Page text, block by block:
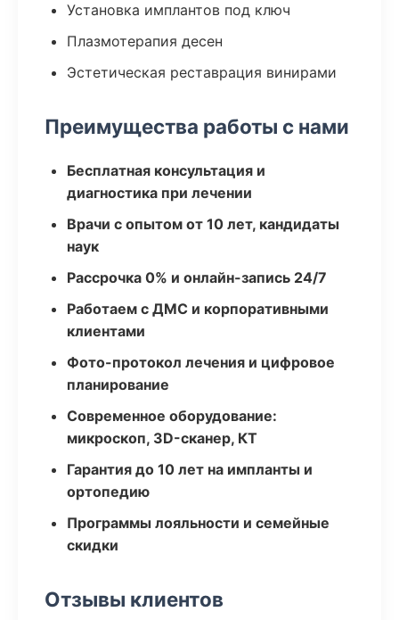
Установка имплантов под ключ
Плазмотерапия десен
Эстетическая реставрация винирами
Преимущества работы с нами
Бесплатная консультация и
диагностика при лечении
Врачи с опытом от 10 лет, кандидаты
наук
Рассрочка 0% и онлайн-запись 24/7
Работаем с ДМС и корпоративными
клиентами
Фото-протокол лечения и цифровое
планирование
Современное оборудование:
микроскоп, 3D-сканер, КТ
Гарантия до 10 лет на импланты и
ортопедию
Программы лояльности и семейные
скидки
Отзывы клиентов